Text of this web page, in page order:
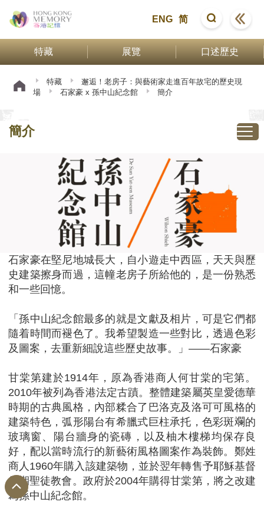
ENG 简
特藏 展覽 口述歷史
特藏
邂逅！老房子：與藝術家走進百年故宅的歷史現
場
石家豪 x 孫中山紀念館 簡介
簡介
石家豪在堅尼地城長大，自小遊走中西區，天天與歷
史建築擦身而過，這幢老房子所給他的，是一份熟悉
和一些回憶。
「孫中山紀念館最多的就是文獻及相片，可是它們都
隨着時間而褪色了。我希望製造一些對比，透過色彩
及圖案，去重新細說這些歷史故事。」——石家豪
甘棠第建於1914年，原為香港商人何甘棠的宅第。
2010年被列為香港法定古蹟。整體建築屬英皇愛德華
時期的古典風格，內部糅合了巴洛克及洛可可風格的
建築特色，弧形陽台有希臘式巨柱承托，色彩斑斕的
玻璃窗、陽台牆身的瓷磚，以及柚木樓梯均保存良
好，配以當時流行的新藝術風格圖案作為裝飾。鄭姓
商人1960年購入該建築物，並於翌年轉售予耶穌基督
後期聖徒教會。政府於2004年購得甘棠第，將之改建
為孫中山紀念館。